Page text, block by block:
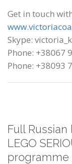
Get in touch
Skype:
Phone: +38067
Phone: +38093
Full
LEGO
programme